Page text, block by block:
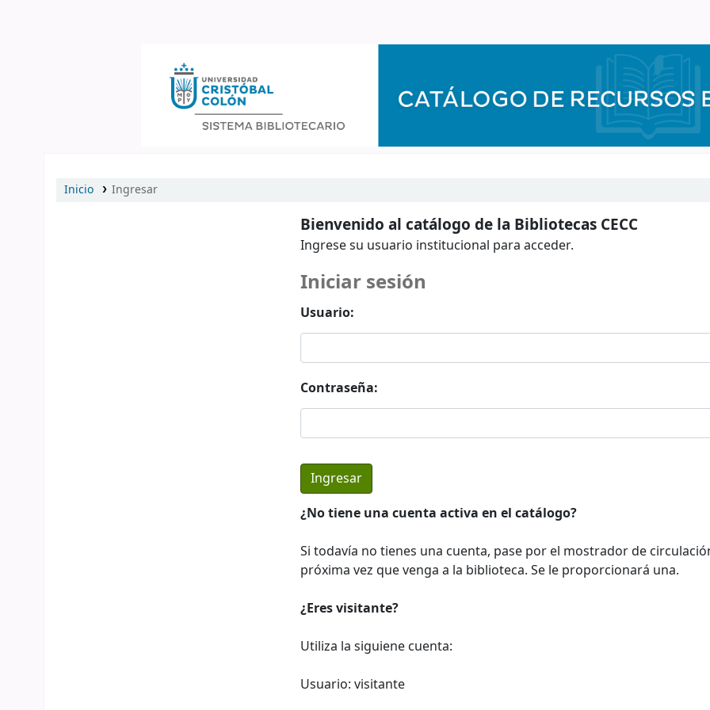
Inicio Ingresar
Bienvenido al catálogo de la Bibliotecas CECC
Ingrese su usuario institucional para acceder.
Iniciar sesión
Usuario:
Contraseña:
¿No tiene una cuenta activa en el catálogo?
Si todavía no tienes una cuenta, pase por el mostrador de
próxima vez que venga a la biblioteca. Se le proporcionará una.
¿Eres visitante?
Utiliza la siguiene cuenta:
Usuario: visitante